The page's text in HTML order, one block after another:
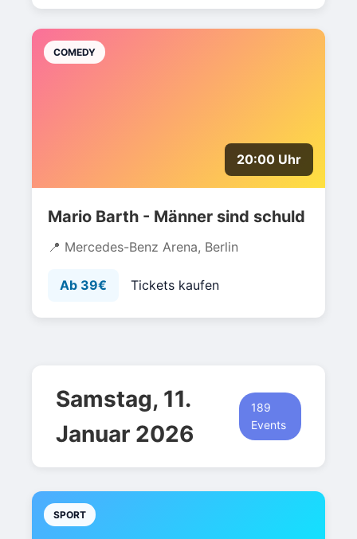
COMEDY
20:00 Uhr
Mario Barth - Männer sind schuld
Mercedes-Benz Arena, Berlin
Ab 39€ Tickets kaufen
Samstag, 11.
Januar 2026
189
Events
SPORT